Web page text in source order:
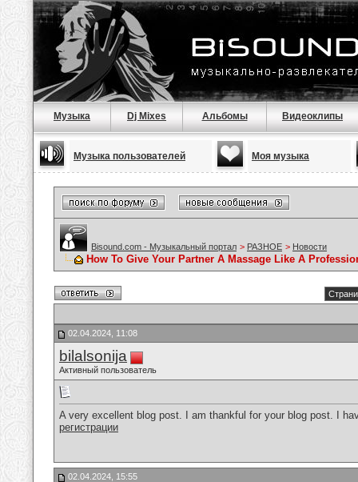
Музыка Dj Mixes Альбомы Видеоклипы
Музыка пользователей Моя музыка
Bisound.com - Музыкальный портал > РАЗНОЕ > Новости
How To Give Your Partner A Massage Like A
02.04.2024, 11:08
bilalsonija
Активный пользователь
A very excellent blog post. I am thankful for your blog post. I
регистрации
02.04.2024, 15:55